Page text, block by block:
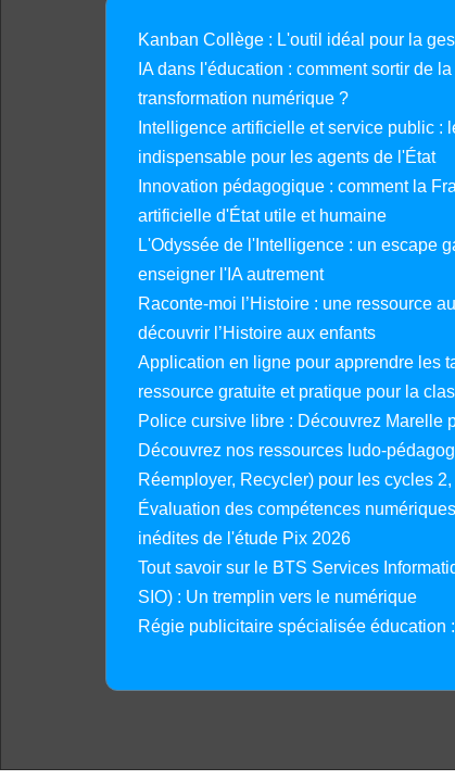
Kanban Collège : L'outil idéal pour la
IA dans l'éducation : comment sortir de
transformation numérique ?
Intelligence artificielle et service public :
indispensable pour les agents de l'État
Innovation pédagogique : comment la
artificielle d'État utile et humaine
L'Odyssée de l'Intelligence : un escape
enseigner l'IA autrement
Raconte-moi l’Histoire : une ressource
découvrir l’Histoire aux enfants
Application en ligne pour apprendre les
ressource gratuite et pratique pour la
Police cursive libre : Découvrez Marelle
Découvrez nos ressources ludo-
Réemployer, Recycler) pour les cycles 2,
Évaluation des compétences
inédites de l'étude Pix 2026
Tout savoir sur le BTS Services
SIO) : Un tremplin vers le numérique
Régie publicitaire spécialisée éducation